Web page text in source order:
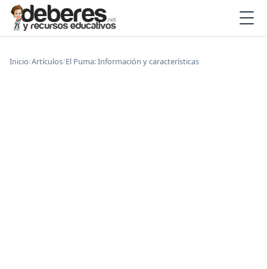
Inicio/Artículos/El Puma: Información y características